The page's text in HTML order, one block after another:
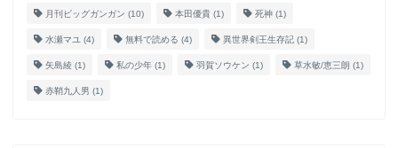
月刊ビッグガンガン (10) 本田優貴 (1) 死神 (1)
水瀬マユ (4) 無料で読める (4) 異世界剣王生存記 (1)
矢島綾 (1) 私の少年 (1) 羽賀ソウケン (1) 草水敏/恵三朗 (1)
赤鞘九人男 (1)